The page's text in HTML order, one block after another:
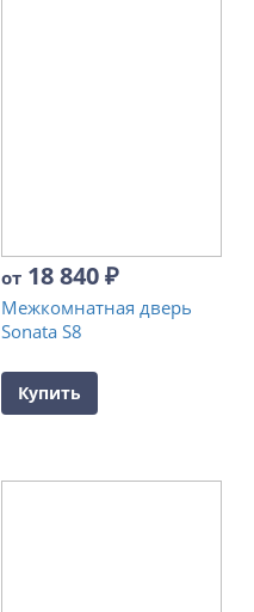
от 18 840₽
Межкомнатная дверь
Sonata S8
Купить